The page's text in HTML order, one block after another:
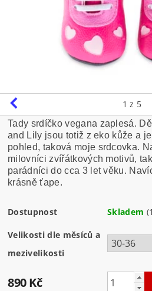
1 z 5
Tady srdíčko vegana zaplesá.
and Lily jsou totiž z eko kůže a
pohled, taková moje srdcovka.
milovníci zvířátkových motivů,
parádníci do cca 3 let věku.
krásně ťape.
Dostupnost Skladem
Velikosti dle měsíců a
mezivelikosti
890 Kč